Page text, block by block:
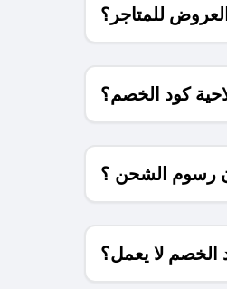
للمتاجر؟
كود الخصم؟
رسوم الشحن ؟
الخصم لا يعمل؟